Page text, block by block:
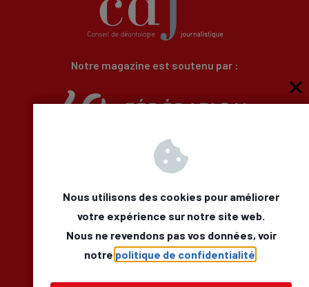
Notre magazine est soutenu par :
Qui sommes-nous
Newsletter
Besoin d’aide
Nous Contacter
Mentions légales
Déclaration d’accessibilité
Facebook
LinkedIn
Nous utilisons des cookies pour améliorer
votre expérience sur notre site web.
Nous ne revendons pas vos données, voir
notre politique de confidentialité